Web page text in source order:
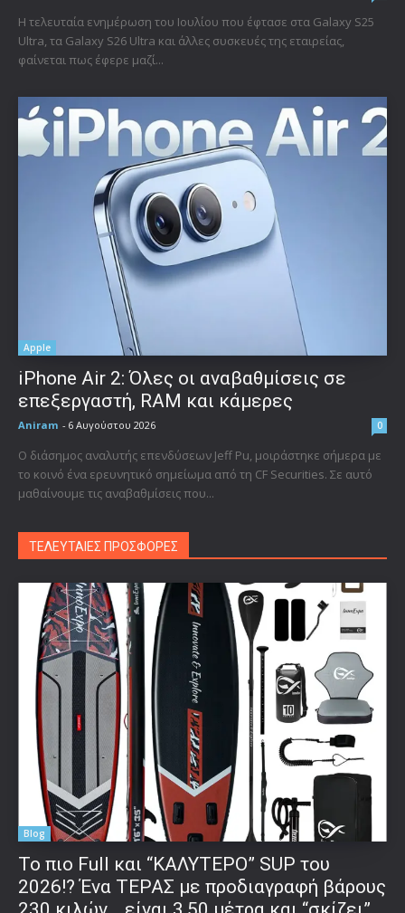
Η τελευταία ενημέρωση του Ιουλίου που έφτασε στα Galaxy S25
Ultra, τα Galaxy S26 Ultra και άλλες συσκευές της εταιρείας,
φαίνεται πως έφερε μαζί...
Apple
iPhone Air 2: Όλες οι αναβαθμίσεις σε
επεξεργαστή, RAM και κάμερες
Aniram - 6 Αυγούστου 2026 0
Ο διάσημος αναλυτής επενδύσεων Jeff Pu, μοιράστηκε σήμερα με
το κοινό ένα ερευνητικό σημείωμα από τη CF Securities. Σε αυτό
μαθαίνουμε τις αναβαθμίσεις που...
ΤΕΛΕΥΤΑΙΕΣ ΠΡΟΣΦΟΡΕΣ
Blog
To πιο Full και “ΚΑΛΥΤΕΡΟ” SUP του
2026!? Ένα ΤΕΡΑΣ με προδιαγραφή βάρους